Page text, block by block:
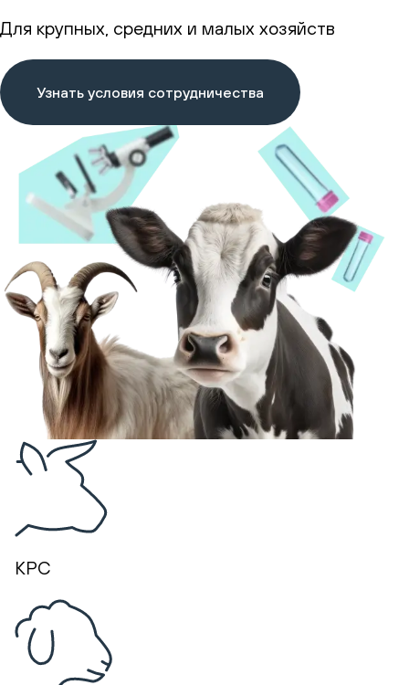
Для крупных, средних и малых хозяйств
Узнать условия сотрудничества
КРС